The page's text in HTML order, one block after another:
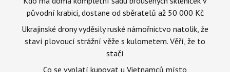
původní krabici, dostane od sběratelů až 50 000 Kč
Ukrajinské drony vyděsily ruské námořnictvo natolik, že
staví plovoucí strážní věže s kulometem. Věří, že to
stačí
Co se vyplatí kupovat u Vietnamců místo